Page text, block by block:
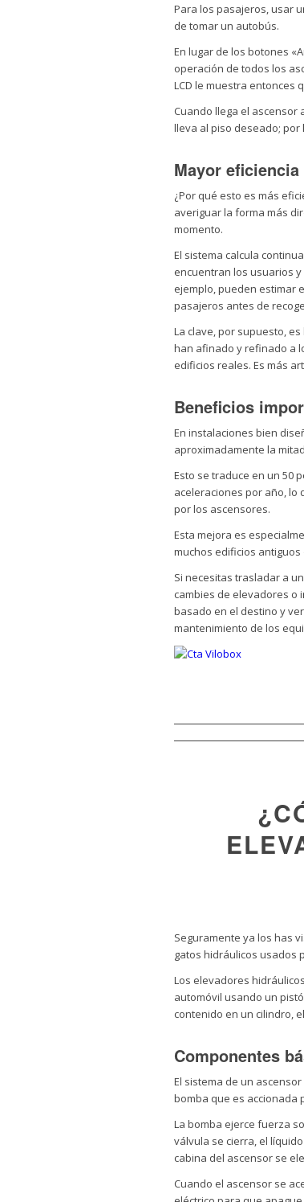
Para los pasajeros, usar
de tomar un autobús.
En lugar de los botones
operación de todos los
LCD le muestra entonces
Cuando llega el
lleva al piso deseado; por
Mayor eficiencia
¿Por qué esto es más
averiguar la forma más
momento.
El sistema calcula
encuentran los usuarios
ejemplo, pueden estimar
pasajeros antes de
La clave, por supuesto,
han afinado y refinado a
edificios reales. Es más
Beneficios
En instalaciones bien
aproximadamente la
Esto se traduce en un 50
aceleraciones por año, lo
por los ascensores.
Esta mejora es
muchos edificios
Si necesitas trasladar a
cambies de elevadores o
basado en el destino y
mantenimiento de los
Seguramente ya los has
gatos hidráulicos usados
Los elevadores
automóvil usando un
contenido en un cilindro,
Componentes
El sistema de un
bomba que es accionada
La bomba ejerce fuerza
válvula se cierra, el
cabina del ascensor se
Cuando el ascensor se